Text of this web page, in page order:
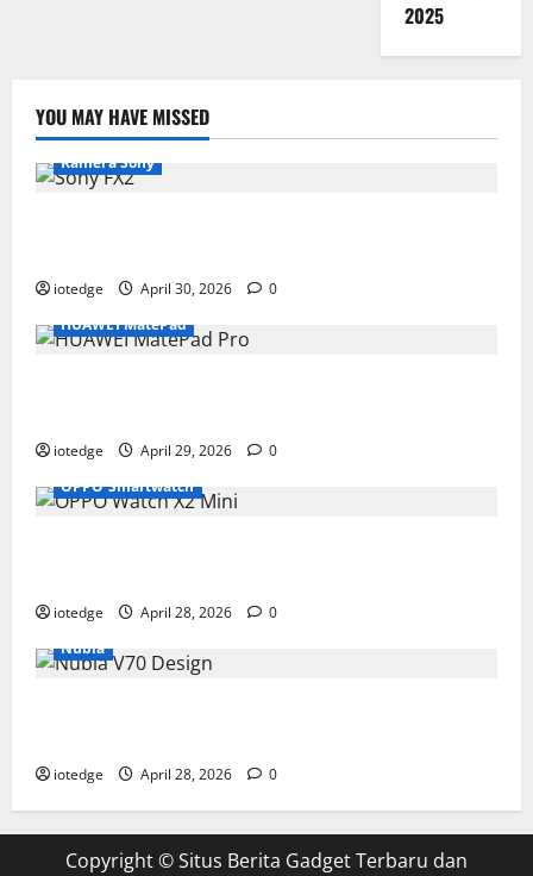
2025
YOU MAY HAVE MISSED
Kamera Sony
iotedge April 30, 2026
0
HUAWEI MatePad
iotedge April 29, 2026
0
OPPO Smartwatch
iotedge April 28, 2026
0
Nubia
iotedge April 28, 2026 0
Copyright ©Situs Berita Gadget Terbaru dan